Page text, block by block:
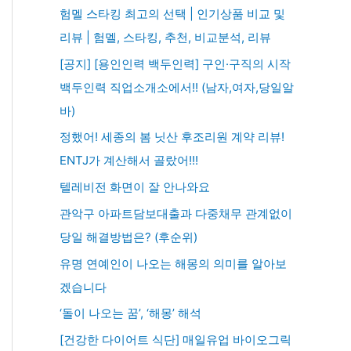
험멜 스타킹 최고의 선택 | 인기상품 비교 및
리뷰 | 험멜, 스타킹, 추천, 비교분석, 리뷰
[공지] [용인인력 백두인력] 구인·구직의 시작
백두인력 직업소개소에서!! (남자,여자,당일알
바)
정했어! 세종의 봄 닛산 후조리원 계약 리뷰!
ENTJ가 계산해서 골랐어!!!
텔레비전 화면이 잘 안나와요
관악구 아파트담보대출과 다중채무 관계없이
당일 해결방법은? (후순위)
유명 연예인이 나오는 해몽의 의미를 알아보
겠습니다
‘돌이 나오는 꿈’, ‘해몽’ 해석
[건강한 다이어트 식단] 매일유업 바이오그릭